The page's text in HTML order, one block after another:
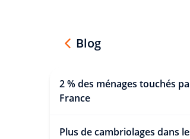
Blog
2 % des ménages touchés
France
Plus de cambriolages dans